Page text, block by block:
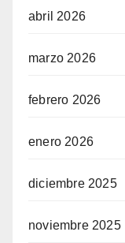
abril 2026
marzo 2026
febrero 2026
enero 2026
diciembre 2025
noviembre 2025